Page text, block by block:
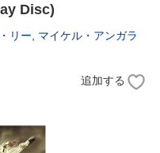
Disc)
リー
マイケル・アンガラ
追加する